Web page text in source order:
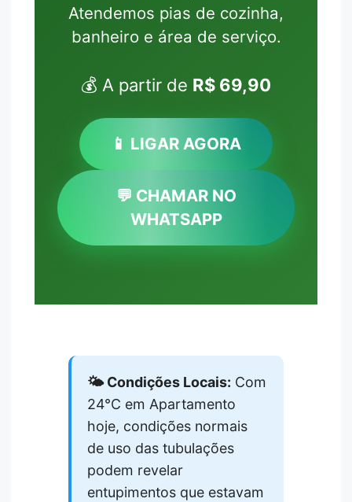
Atendemos pias de cozinha,
banheiro e área de serviço.
💰 A partir de R$ 69,90
📱 LIGAR AGORA
💬 CHAMAR NO
WHATSAPP
🌤️ Condições Locais: Com
24°C em Apartamento
hoje, condições normais
de uso das tubulações
podem revelar
entupimentos que estavam